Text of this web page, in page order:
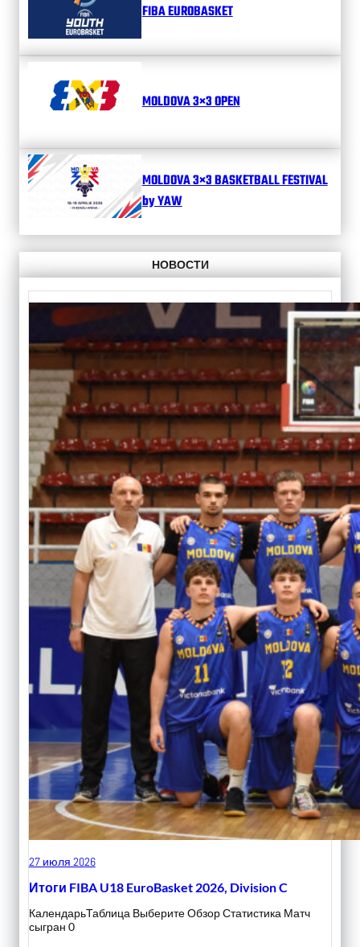
FIBA EUROBASKET
MOLDOVA 3×3 OPEN
MOLDOVA 3×3 BASKETBALL FESTIVAL
by YAW
НОВОСТИ
27 июля 2026
Итоги FIBA U18 EuroBasket 2026, Division C
КалендарьТаблица Выберите Обзор Статистика Матч
сыгран 0